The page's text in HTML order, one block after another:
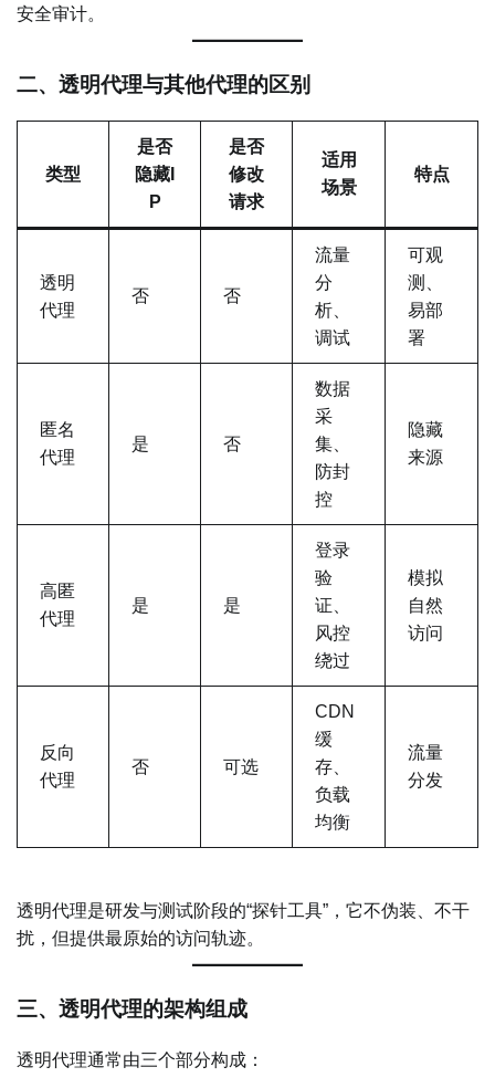
安全审计。
二、透明代理与其他代理的区别
类型
是否
隐藏I
P
是否
修改
请求
适用
场景
特点
透明
代理
否 否
流量
分
析、
调试
可观
测、
易部
署
匿名
代理
是 否
数据
采
集、
防封
控
隐藏
来源
高匿
代理
是 是
登录
验
证、
风控
绕过
模拟
自然
访问
反向
代理
否 可选
CDN
缓
存、
负载
均衡
流量
分发
透明代理是研发与测试阶段的“探针工具”，它不伪装、不干
扰，但提供最原始的访问轨迹。
三、透明代理的架构组成
透明代理通常由三个部分构成：